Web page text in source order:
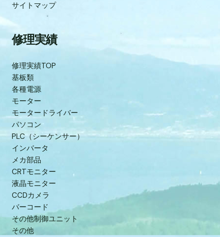
サイトマップ
修理実績
修理実績TOP
基板類
各種電源
モーター
モータードライバー
パソコン
PLC（シーケンサー）
インバータ
メカ部品
CRTモニター
液晶モニター
CCDカメラ
バーコード
その他制御ユニット
その他